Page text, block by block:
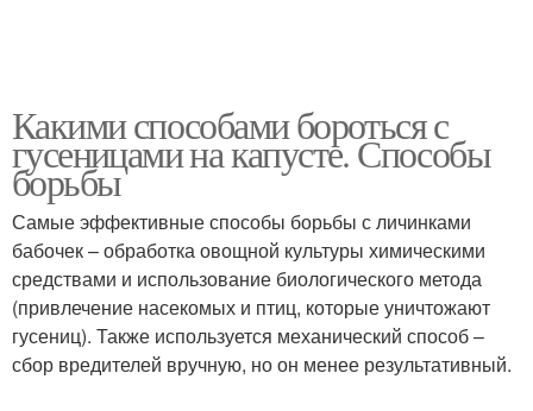
Какими способами бороться с
гусеницами на капусте. Способы
борьбы
Самые эффективные способы борьбы с личинками
бабочек – обработка овощной культуры химическими
средствами и использование биологического метода
(привлечение насекомых и птиц, которые уничтожают
гусениц). Также используется механический способ –
сбор вредителей вручную, но он менее результативный.